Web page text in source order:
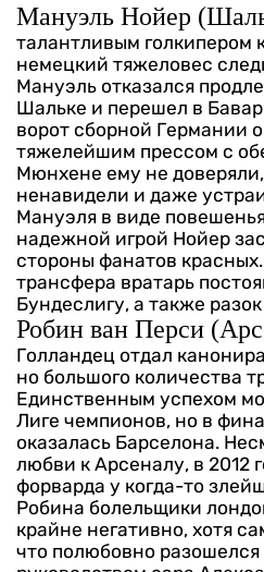
Мануэль Нойер
талантливым голкипером
немецкий тяжеловес
Мануэль отказался
Шальке и перешел в
ворот сборной Германии
тяжелейшим прессом с
Мюнхене ему не
ненавидели и даже
Мануэля в виде
надежной игрой Нойер
стороны фанатов
трансфера вратарь
Бундеслигу, а также
Робин ван Перси
Голландец отдал
но большого количества
Единственным успехом
Лиге чемпионов, но в
оказалась Барселона.
любви к Арсеналу, в 2012
форварда у когда-то
Робина болельщики
крайне негативно, хотя
что полюбовно разошелся